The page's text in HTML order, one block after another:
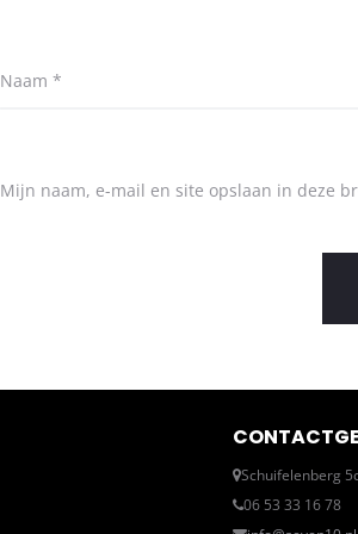
Naam *
Mijn naam, e-mail en site opslaan in deze
Schuifelenberg
06 53 33 16 78